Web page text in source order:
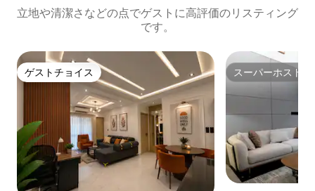
立地や清潔さなどの点でゲストに高評価のリスティング
です。
ゲストチョイス
ゲストチョイス スーパーホスト
スーパーホスト